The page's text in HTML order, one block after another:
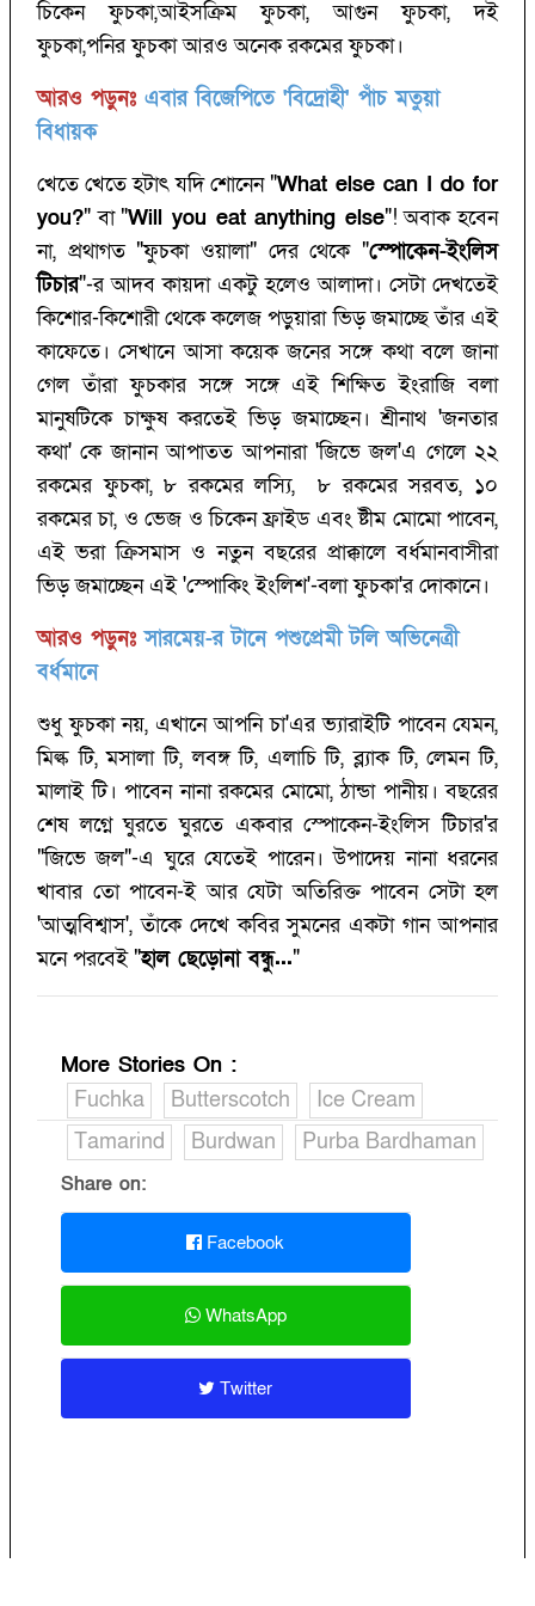
চিকেন ফুচকা,আইসক্রিম ফুচকা, আগুন ফুচকা, দই
ফুচকা,পনির ফুচকা আরও অনেক রকমের ফুচকা।
আরও পড়ুনঃ এবার বিজেপিতে 'বিদ্রোহী' পাঁচ মতুয়া
বিধায়ক
খেতে খেতে হটাৎ যদি শোনেন "What else can I do for
you?" বা "Will you eat anything else"! অবাক হবেন
না, প্রথাগত "ফুচকা ওয়ালা" দের থেকে "স্পোকেন-ইংলিস
টিচার"-র আদব কায়দা একটু হলেও আলাদা। সেটা দেখতেই
কিশোর-কিশোরী থেকে কলেজ পড়ুয়ারা ভিড় জমাচ্ছে তাঁর এই
কাফেতে। সেখানে আসা কয়েক জনের সঙ্গে কথা বলে জানা
গেল তাঁরা ফুচকার সঙ্গে সঙ্গে এই শিক্ষিত ইংরাজি বলা
মানুষটিকে চাক্ষুষ করতেই ভিড় জমাচ্ছেন। শ্রীনাথ 'জনতার
কথা' কে জানান আপাতত আপনারা 'জিভে জল'এ গেলে ২২
রকমের ফুচকা, ৮ রকমের লস্যি, ৮ রকমের সরবত, ১০
রকমের চা, ও ভেজ ও চিকেন ফ্রাইড এবং ষ্টীম মোমো পাবেন,
এই ভরা ক্রিসমাস ও নতুন বছরের প্রাক্কালে বর্ধমানবাসীরা
ভিড় জমাচ্ছেন এই 'স্পোকিং ইংলিশ'-বলা ফুচকা'র দোকানে।
আরও পড়ুনঃ সারমেয়-র টানে পশুপ্রেমী টলি অভিনেত্রী
বর্ধমানে
শুধু ফুচকা নয়, এখানে আপনি চা'এর ভ্যারাইটি পাবেন যেমন,
মিল্ক টি, মসালা টি, লবঙ্গ টি, এলাচি টি, ব্ল্যাক টি, লেমন টি,
মালাই টি। পাবেন নানা রকমের মোমো, ঠান্ডা পানীয়। বছরের
শেষ লগ্নে ঘুরতে ঘুরতে একবার স্পোকেন-ইংলিস টিচার'র
"জিভে জল"-এ ঘুরে যেতেই পারেন। উপাদেয় নানা ধরনের
খাবার তো পাবেন-ই আর যেটা অতিরিক্ত পাবেন সেটা হল
'আত্মবিশ্বাস', তাঁকে দেখে কবির সুমনের একটা গান আপনার
মনে পরবেই "হাল ছেড়োনা বন্ধু..."
More Stories On :
Fuchka
Butterscotch
Ice Cream
Tamarind
Burdwan Purba Bardhaman
Share on:
Facebook
WhatsApp
Twitter